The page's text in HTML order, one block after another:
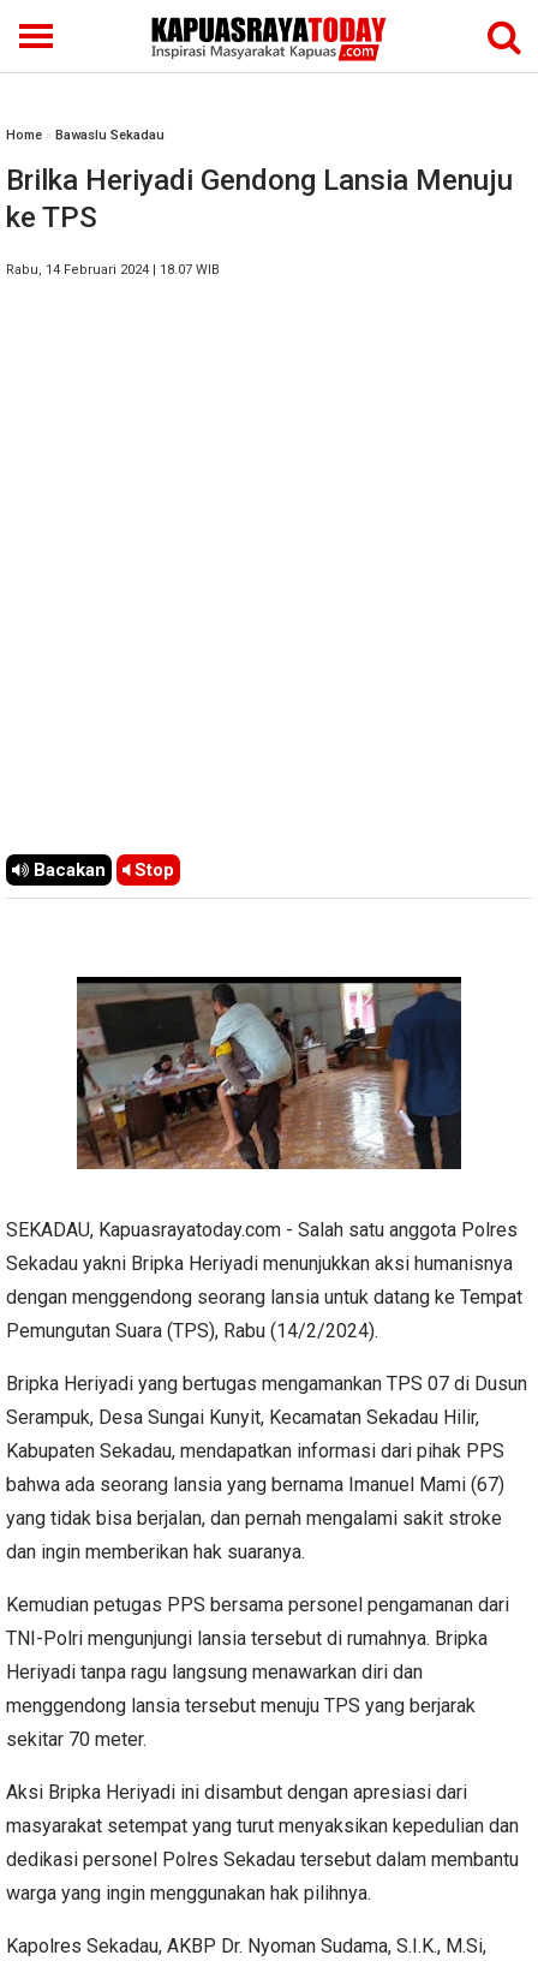
Home » Bawaslu Sekadau
Brilka Heriyadi Gendong Lansia Menuju
ke TPS
Rabu, 14 Februari 2024 | 18.07 WIB
Bacakan Stop
SEKADAU, Kapuasrayatoday.com - Salah satu anggota Polres
Sekadau yakni Bripka Heriyadi menunjukkan aksi humanisnya
dengan menggendong seorang lansia untuk datang ke Tempat
Pemungutan Suara (TPS), Rabu (14/2/2024).
Bripka Heriyadi yang bertugas mengamankan TPS 07 di Dusun
Serampuk, Desa Sungai Kunyit, Kecamatan Sekadau Hilir,
Kabupaten Sekadau, mendapatkan informasi dari pihak PPS
bahwa ada seorang lansia yang bernama Imanuel Mami (67)
yang tidak bisa berjalan, dan pernah mengalami sakit stroke
dan ingin memberikan hak suaranya.
Kemudian petugas PPS bersama personel pengamanan dari
TNI-Polri mengunjungi lansia tersebut di rumahnya. Bripka
Heriyadi tanpa ragu langsung menawarkan diri dan
menggendong lansia tersebut menuju TPS yang berjarak
sekitar 70 meter.
Aksi Bripka Heriyadi ini disambut dengan apresiasi dari
masyarakat setempat yang turut menyaksikan kepedulian dan
dedikasi personel Polres Sekadau tersebut dalam membantu
warga yang ingin menggunakan hak pilihnya.
Kapolres Sekadau, AKBP Dr. Nyoman Sudama, S.I.K., M.Si,